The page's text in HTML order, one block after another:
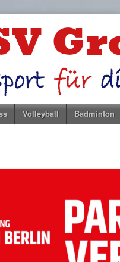
Volleyball Badminton